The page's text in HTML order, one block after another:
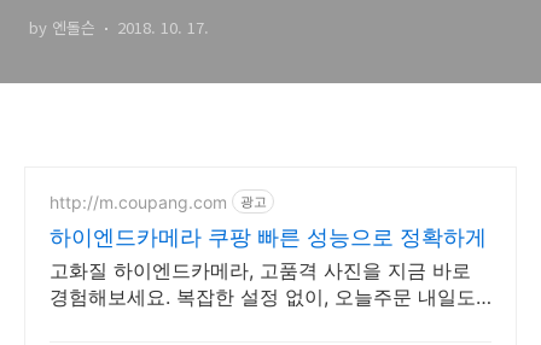
by 엔돌슨 2018. 10. 17.
http://m.coupang.com 광고
하이엔드카메라 쿠팡 빠른 성능으로 정확하게
고화질 하이엔드카메라, 고품격 사진을 지금 바로
경험해보세요. 복잡한 설정 없이, 오늘주문 내일도